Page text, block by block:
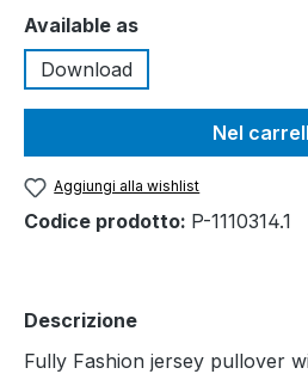
Seleziona
Available as
Download
Nel
Aggiungi alla wishlist
Codice prodotto: P-1110314.1
Descrizione
Fully Fashion jersey pullover